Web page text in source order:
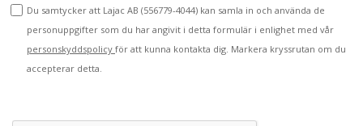
Du samtycker att Lajac AB (556779-4044) kan samla in och använda de
personuppgifter som du har angivit i detta formulär i enlighet med vår
personskyddspolicy för att kunna kontakta dig. Markera kryssrutan om du
accepterar detta.